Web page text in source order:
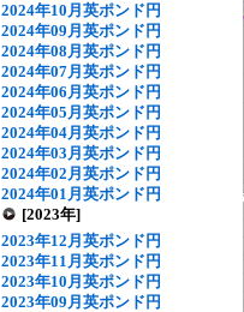
2024年10月英ポンド円
2024年09月英ポンド円
2024年08月英ポンド円
2024年07月英ポンド円
2024年06月英ポンド円
2024年05月英ポンド円
2024年04月英ポンド円
2024年03月英ポンド円
2024年02月英ポンド円
2024年01月英ポンド円
[2023年]
2023年12月英ポンド円
2023年11月英ポンド円
2023年10月英ポンド円
2023年09月英ポンド円